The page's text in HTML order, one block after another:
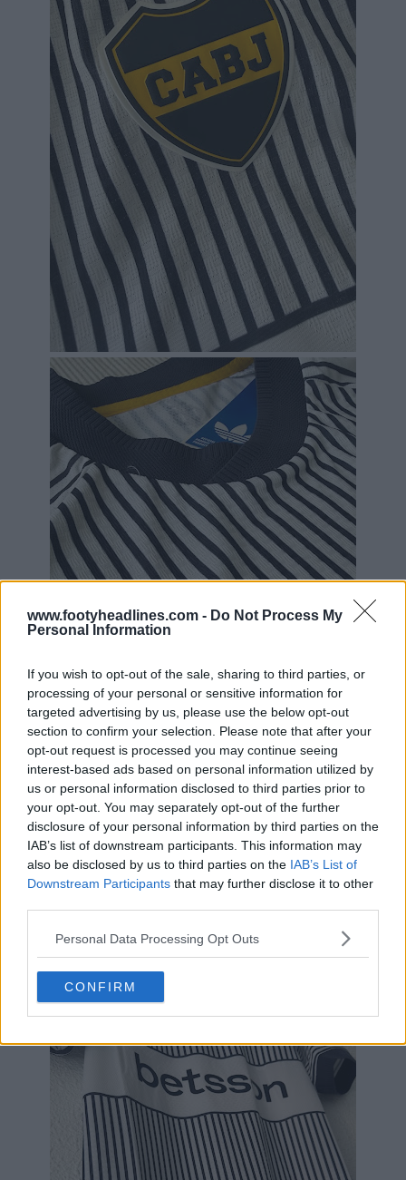
www.footyheadlines.com - Do Not Process My
Personal Information
If you wish to opt-out of the sale, sharing to third parties, or
processing of your personal or sensitive information for
targeted advertising by us, please use the below opt-out
section to confirm your selection. Please note that after your
opt-out request is processed you may continue seeing
interest-based ads based on personal information utilized by
us or personal information disclosed to third parties prior to
your opt-out. You may separately opt-out of the further
disclosure of your personal information by third parties on the
IAB’s list of downstream participants. This information may
also be disclosed by us to third parties on the IAB’s List of
Downstream Participants that may further disclose it to other
Personal Data Processing Opt Outs
CONFIRM